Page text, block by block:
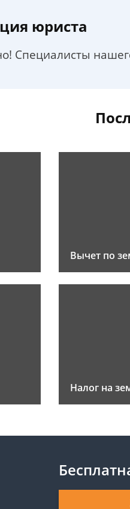
юриста
Специалисты
Вычет по
Налог на